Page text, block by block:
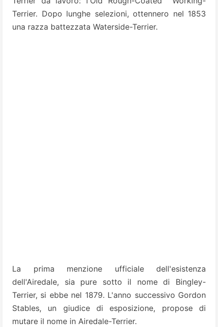
Terrier. Dopo lunghe selezioni, ottennero nel 1853
una razza battezzata Waterside-Terrier.
La prima menzione ufficiale dell'esistenza
dell'Airedale, sia pure sotto il nome di Bingley-
Terrier, si ebbe nel 1879. L'anno successivo Gordon
Stables, un giudice di esposizione, propose di
mutare il nome in Airedale-Terrier.